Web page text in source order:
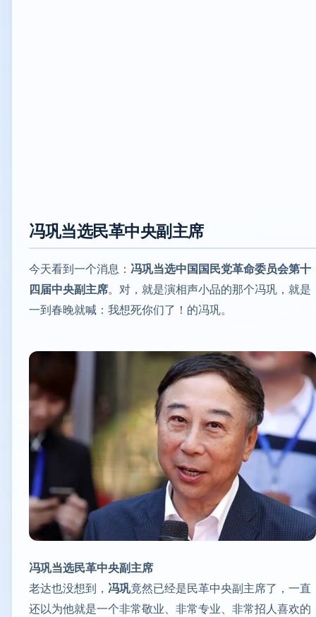
冯巩当选民革中央副主席
今天看到一个消息： 冯巩当选中国国民党革命委员会第十
四届中央副主席。对，就是演相声小品的那个冯巩，就是
一到春晚就喊：我想死你们了！的冯巩。
冯巩当选民革中央副主席
老达也没想到， 冯巩竟然已经是民革中央副主席了，一直
还以为他就是一个非常敬业、非常专业、非常招人喜欢的